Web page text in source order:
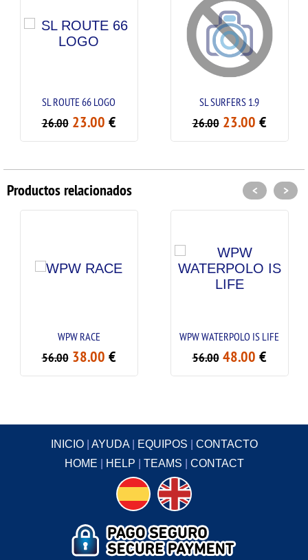
SL ROUTE 66 LOGO
26.00 23.00€
SL SURFERS 1.9
26.00 23.00€
Productos relacionados
WPW RACE
56.00 38.00€
WPW WATERPOLO IS LIFE
56.00 48.00€
< >
INICIO| AYUDA| EQUIPOS
CONTACTO
HOME
HELP TEAMS CONTACT